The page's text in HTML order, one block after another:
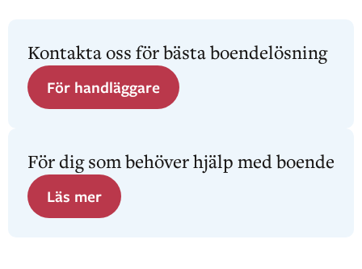
Kontakta oss för bästa boendelösning
För handläggare
För dig som behöver hjälp med boende
Läs mer